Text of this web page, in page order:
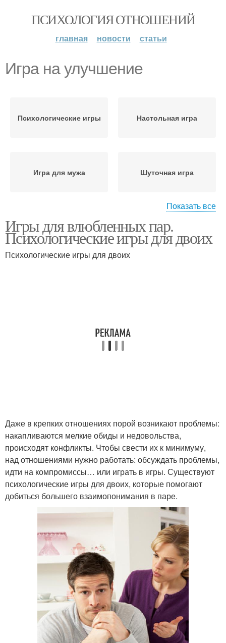
ПСИХОЛОГИЯ ОТНОШЕНИЙ
главная новости статьи
Игра на улучшение
Психологические игры Настольная игра
Игра для мужа Шуточная игра
Ролевые игры Интересные игры
Романтические игры
Игры для вечера
Игры на
сообразительность
Игры на расстоянии
Игры с любимым
человеком
Игры по переписке Игра для пары
Словесные игры Игры с вопросами
Показать все
Игры для влюбленных пар.
Психологические игры для двоих
Психологические игры для двоих
Даже в крепких отношениях порой возникают проблемы:
накапливаются мелкие обиды и недовольства,
происходят конфликты. Чтобы свести их к минимуму,
над отношениями нужно работать: обсуждать проблемы,
идти на компромиссы… или играть в игры. Существуют
психологические игры для двоих, которые помогают
добиться большего взаимопонимания в паре.